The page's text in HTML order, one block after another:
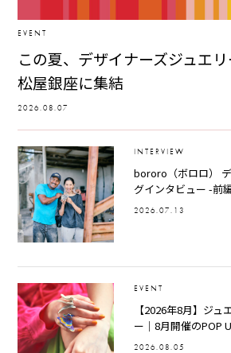
EVENT
この夏、デザイナーズジュエ
松屋銀座に集結
2026.08.07
INTERVIEW
bororo（ボロロ）
グインタビュー -前
2026.07.13
EVENT
【2026年8月】ジ
ー｜8月開催のPOP
2026.08.05